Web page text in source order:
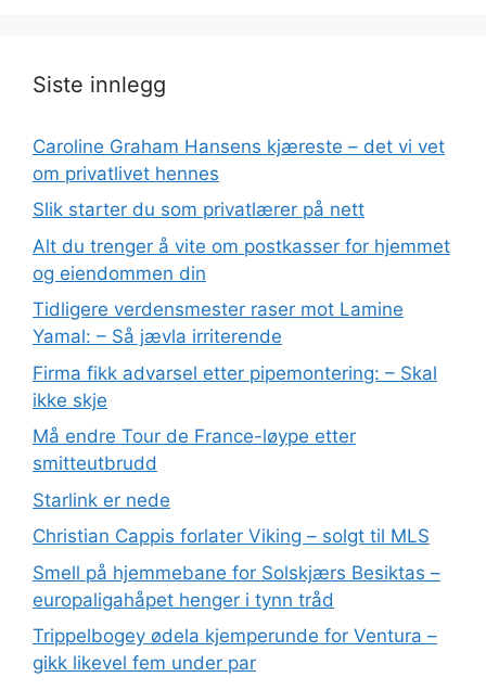
Siste innlegg
Caroline Graham Hansens kjæreste – det vi vet
om privatlivet hennes
Slik starter du som privatlærer på nett
Alt du trenger å vite om postkasser for hjemmet
og eiendommen din
Tidligere verdensmester raser mot Lamine
Yamal: – Så jævla irriterende
Firma fikk advarsel etter pipemontering: – Skal
ikke skje
Må endre Tour de France-løype etter
smitteutbrudd
Starlink er nede
Christian Cappis forlater Viking – solgt til MLS
Smell på hjemmebane for Solskjærs Besiktas –
europaligahåpet henger i tynn tråd
Trippelbogey ødela kjemperunde for Ventura –
gikk likevel fem under par